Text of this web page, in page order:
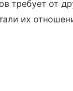
требует от
их